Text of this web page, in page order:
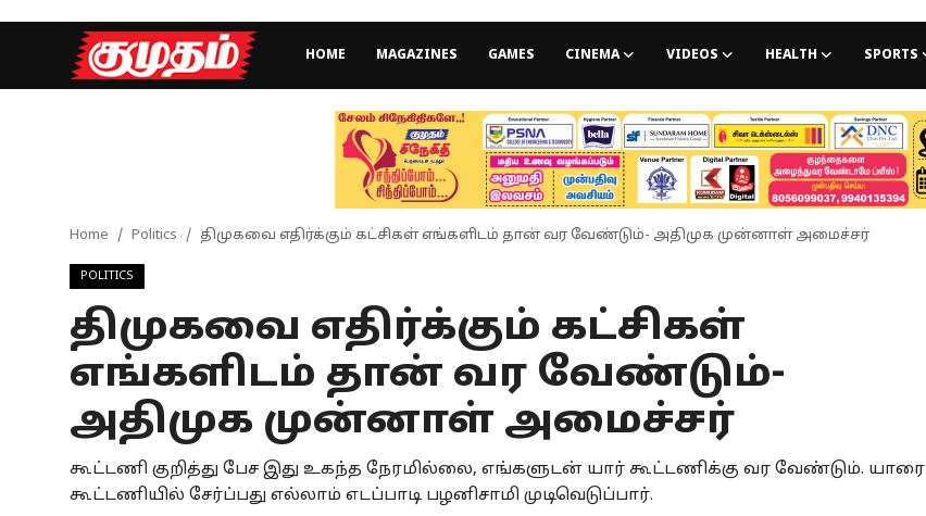
HOME MAGAZINES GAMES CINEMA VIDEOS HEALTH SPORTS
Games
Health
Special Story
Home Politics திமுகவை எதிர்க்கும் கட்சிகள் எங்களிடம் தான் வர வேண்டும்- அதிமுக முன்னாள் அமைச்சர்
POLITICS
திமுகவை எதிர்க்கும் கட்சிகள்
எங்களிடம் தான் வர வேண்டும்-
அதிமுக முன்னாள் அமைச்சர்
கூட்டணி குறித்து பேச இது உகந்த நேரமில்லை, எங்களுடன் யார் கூட்டணிக்கு வர வேண்டும். யாரை
கூட்டணியில் சேர்ப்பது எல்லாம் எடப்பாடி பழனிசாமி முடிவெடுப்பார்.